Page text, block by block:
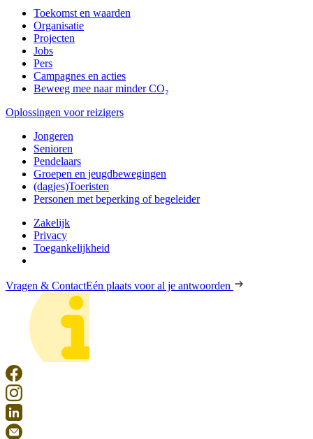
Toekomst en waarden
Organisatie
Projecten
Jobs
Pers
Campagnes en acties
Beweeg mee naar minder CO₂
Oplossingen voor reizigers
Jongeren
Senioren
Pendelaars
Groepen en jeugdbewegingen
(dagjes)Toeristen
Personen met beperking of begeleider
Zakelijk
Privacy
Toegankelijkheid
Vragen & ContactEén plaats voor al je antwoorden